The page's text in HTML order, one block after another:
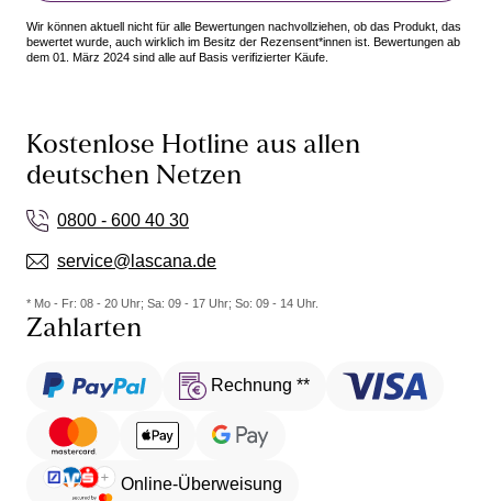
Wir können aktuell nicht für alle Bewertungen nachvollziehen, ob das Produkt, das
bewertet wurde, auch wirklich im Besitz der Rezensent*innen ist. Bewertungen ab
dem 01. März 2024 sind alle auf Basis verifizierter Käufe.
Kostenlose Hotline aus allen
deutschen Netzen
0800 - 600 40 30
service@lascana.de
* Mo - Fr: 08 - 20 Uhr; Sa: 09 - 17 Uhr; So: 09 - 14 Uhr.
Zahlarten
Rechnung **
Online-Überweisung